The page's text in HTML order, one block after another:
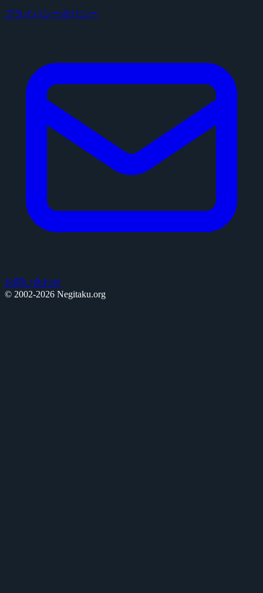
プライバシーポリシー
お問い合わせ
© 2002-2026 Negitaku.org